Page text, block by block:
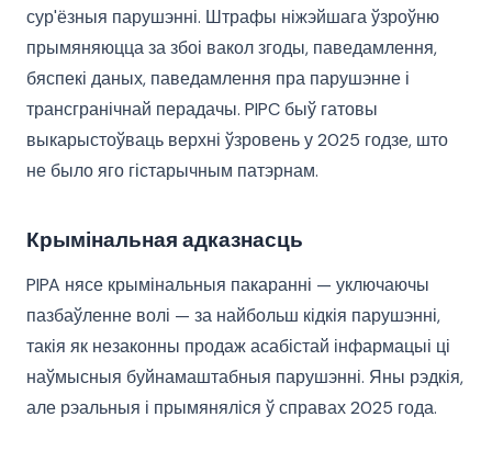
сур'ёзныя парушэнні. Штрафы ніжэйшага ўзроўню
прымяняюцца за збоі вакол згоды, паведамлення,
бяспекі даных, паведамлення пра парушэнне і
трансгранічнай перадачы. PIPC быў гатовы
выкарыстоўваць верхні ўзровень у 2025 годзе, што
не было яго гістарычным патэрнам.
Крымінальная адказнасць
PIPA нясе крымінальныя пакаранні — уключаючы
пазбаўленне волі — за найбольш кідкія парушэнні,
такія як незаконны продаж асабістай інфармацыі ці
наўмысныя буйнамаштабныя парушэнні. Яны рэдкія,
але рэальныя і прымяняліся ў справах 2025 года.